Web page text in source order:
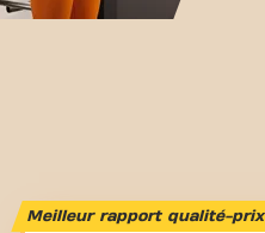
Meilleur rapport qualité-prix